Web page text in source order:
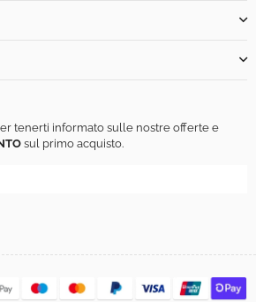
tenerti informato sulle nostre offerte e
sul primo acquisto.